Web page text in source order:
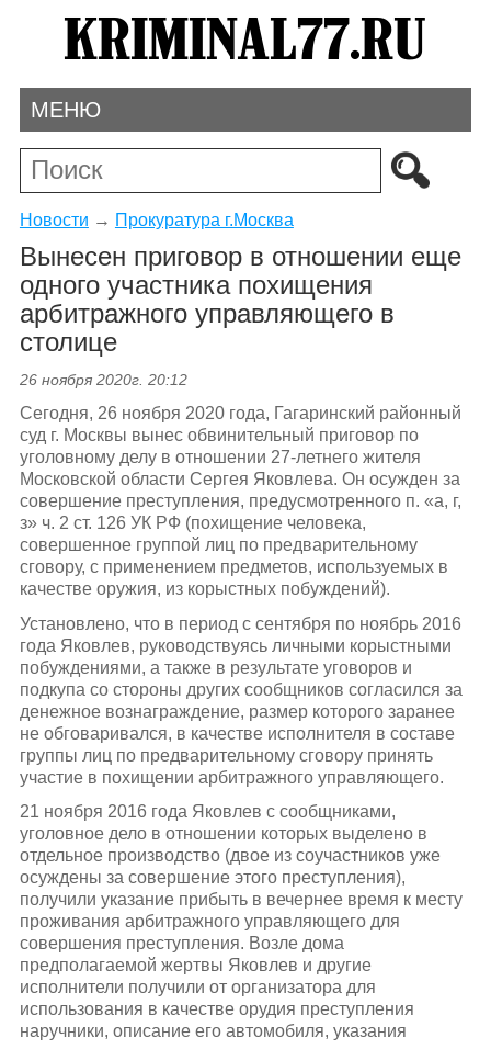
МЕНЮ
Новости → Прокуратура г.Москва
Вынесен приговор в отношении еще
одного участника похищения
арбитражного управляющего в
столице
26 ноября 2020г. 20:12
Сегодня, 26 ноября 2020 года, Гагаринский районный
суд г. Москвы вынес обвинительный приговор по
уголовному делу в отношении 27-летнего жителя
Московской области Сергея Яковлева. Он осужден за
совершение преступления, предусмотренного п. «а, г,
з» ч. 2 ст. 126 УК РФ (похищение человека,
совершенное группой лиц по предварительному
сговору, с применением предметов, используемых в
качестве оружия, из корыстных побуждений).
Установлено, что в период с сентября по ноябрь 2016
года Яковлев, руководствуясь личными корыстными
побуждениями, а также в результате уговоров и
подкупа со стороны других сообщников согласился за
денежное вознаграждение, размер которого заранее
не обговаривался, в качестве исполнителя в составе
группы лиц по предварительному сговору принять
участие в похищении арбитражного управляющего.
21 ноября 2016 года Яковлев с сообщниками,
уголовное дело в отношении которых выделено в
отдельное производство (двое из соучастников уже
осуждены за совершение этого преступления),
получили указание прибыть в вечернее время к месту
проживания арбитражного управляющего для
совершения преступления. Возле дома
предполагаемой жертвы Яковлев и другие
исполнители получили от организатора для
использования в качестве орудия преступления
наручники, описание его автомобиля, указания